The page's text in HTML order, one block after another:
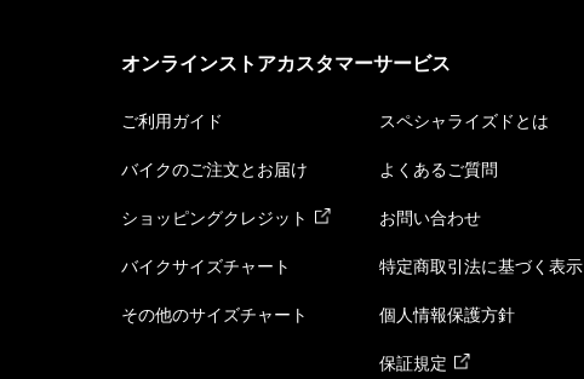
オンラインストアカスタマーサービス
ご利用ガイド
バイクのご注文とお届け
ショッピングクレジット
バイクサイズチャート
その他のサイズチャート
スペシャライズドとは
よくあるご質問
お問い合わせ
特定商取引法に基づく表示
個人情報保護方針
保証規定